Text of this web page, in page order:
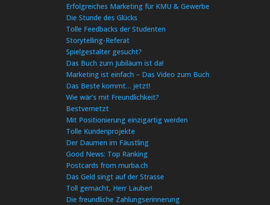
Erfolgreiches Marketing für KMU & Gewerbe
Die Stunde des Glücks
Tolle Feedbacks der Studenten
Storytelling-Referat
Spielgestalter gesucht?
Das Buch zum Jubiläum ist da!
Marketing ist einfach – Das Video zum Buch
Das Beste kommt… jetzt!
Wie wär’s mit Freundlichkeit?
Bestvernetzt
Mit Positionierung einzigartig werden
Tolle Kundenprojekte
Der Daumen im Fäustling
Good News: Top Ranking
Postcards from murba.ch
Das Geld singt auf der Strasse
Toll gemacht, Herr Lauber!
Die freundliche Zahlungserinnerung